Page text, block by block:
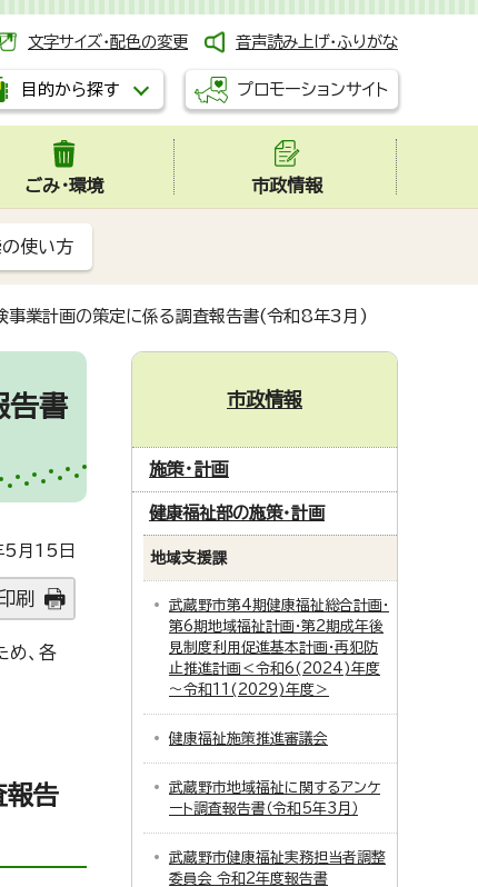
文字サイズ・配色の変更 音声読み上げ・ふりがな
目的から探す プロモーションサイト
ごみ・環境 市政情報
使い方
事業計画の策定に係る調査報告書(令和8年3月)
告書
月15日
刷
め、各
報告
市政情報
施策・計画
健康福祉部の施策・計画
地域支援課
武蔵野市第4期健康福祉総合計画・
第6期地域福祉計画・第2期成年後
見制度利用促進基本計画・再犯防
止推進計画＜令和6(2024)年度
～令和11(2029)年度＞
健康福祉施策推進審議会
武蔵野市地域福祉に関するアンケ
ート調査報告書（令和5年3月）
武蔵野市健康福祉実務担当者調整
委員会 令和2年度報告書